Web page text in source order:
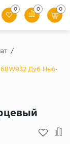
0 0 0
/
68W932 Дуб Нью-